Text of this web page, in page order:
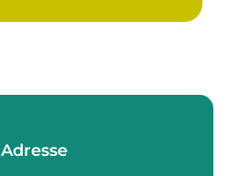
Adresse